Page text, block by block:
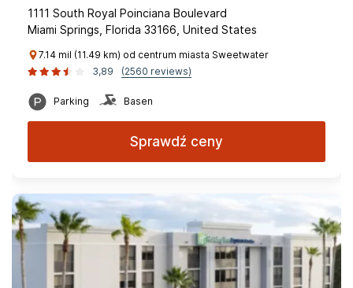
1111 South Royal Poinciana Boulevard
Miami Springs, Florida 33166, United States
7.14 mil (11.49 km) od centrum miasta Sweetwater
3,89
(2560 reviews)
Parking Basen
Sprawdź ceny